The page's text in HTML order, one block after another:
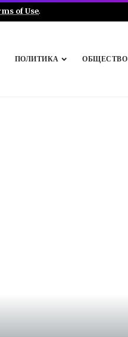
of Use.
ПОЛИТИКА ОБЩЕСТВО